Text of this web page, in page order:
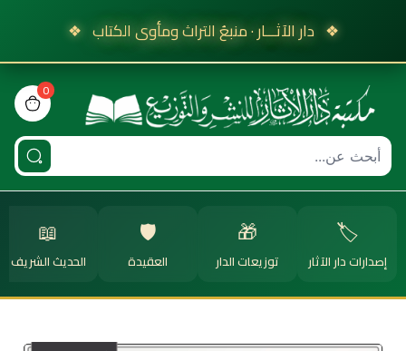
❖ دار الآثـــار · منبعُ التراث ومأوى الكتاب ❖
0
bag
🏷️
إصدارات دار الآثار
🎁
توزيعات الدار
🛡️
العقيدة
📖
الحديث الشريف